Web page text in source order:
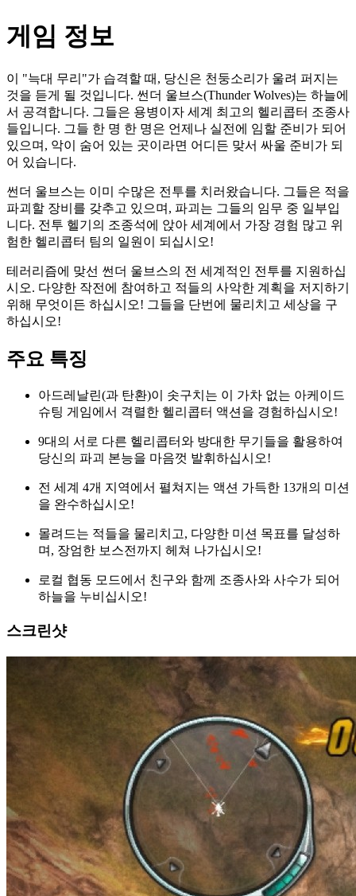
게임 정보
이 "늑대 무리"가 습격할 때, 당신은 천둥소리가 울려 퍼지는
것을 듣게 될 것입니다. 썬더 울브스(Thunder Wolves)는 하늘에
서 공격합니다. 그들은 용병이자 세계 최고의 헬리콥터 조종사
들입니다. 그들 한 명 한 명은 언제나 실전에 임할 준비가 되어
있으며, 악이 숨어 있는 곳이라면 어디든 맞서 싸울 준비가 되
어 있습니다.
썬더 울브스는 이미 수많은 전투를 치러왔습니다. 그들은 적을
파괴할 장비를 갖추고 있으며, 파괴는 그들의 임무 중 일부입
니다. 전투 헬기의 조종석에 앉아 세계에서 가장 경험 많고 위
험한 헬리콥터 팀의 일원이 되십시오!
테러리즘에 맞선 썬더 울브스의 전 세계적인 전투를 지원하십
시오. 다양한 작전에 참여하고 적들의 사악한 계획을 저지하기
위해 무엇이든 하십시오! 그들을 단번에 물리치고 세상을 구
하십시오!
주요 특징
아드레날린(과 탄환)이 솟구치는 이 가차 없는 아케이드
슈팅 게임에서 격렬한 헬리콥터 액션을 경험하십시오!
9대의 서로 다른 헬리콥터와 방대한 무기들을 활용하여
당신의 파괴 본능을 마음껏 발휘하십시오!
전 세계 4개 지역에서 펼쳐지는 액션 가득한 13개의 미션
을 완수하십시오!
몰려드는 적들을 물리치고, 다양한 미션 목표를 달성하
며, 장엄한 보스전까지 헤쳐 나가십시오!
로컬 협동 모드에서 친구와 함께 조종사와 사수가 되어
하늘을 누비십시오!
스크린샷